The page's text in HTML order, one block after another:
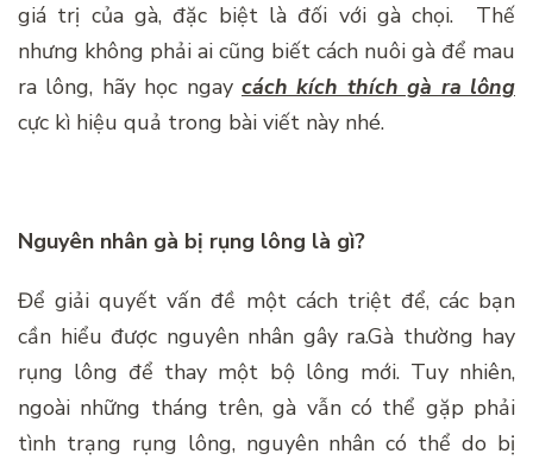
giá trị của gà, đặc biệt là đối với gà chọi. Thế
nhưng không phải ai cũng biết cách nuôi gà để mau
ra lông, hãy học ngay cách kích thích gà ra lông
cực kì hiệu quả trong bài viết này nhé.
Nguyên nhân gà bị rụng lông là gì?
Để giải quyết vấn đề một cách triệt để, các bạn
cần hiểu được nguyên nhân gây ra.Gà thường hay
rụng lông để thay một bộ lông mới. Tuy nhiên,
ngoài những tháng trên, gà vẫn có thể gặp phải
tình trạng rụng lông, nguyên nhân có thể do bị